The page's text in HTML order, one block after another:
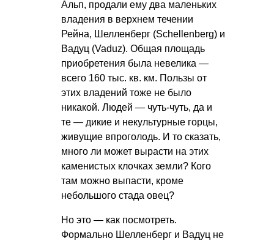
Альп, продали ему два маленьких
владения в верхнем течении
Рейна, Шелленберг (Schellenberg) и
Вадуц (Vaduz). Общая площадь
приобретения была невелика —
всего 160 тыс. кв. км. Пользы от
этих владений тоже не было
никакой. Людей — чуть-чуть, да и
те — дикие и некультурные горцы,
живущие впроголодь. И то сказать,
много ли может вырасти на этих
каменистых клочках земли? Кого
там можно выпасти, кроме
небольшого стада овец?
Но это — как посмотреть.
Формально Шелленберг и Вадуц не